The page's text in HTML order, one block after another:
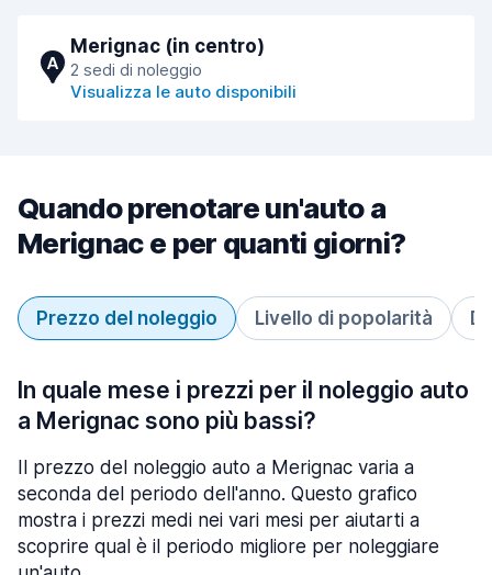
A
Merignac (in centro)
2 sedi di noleggio
Visualizza le auto disponibili
Quando prenotare un'auto a
Merignac e per quanti giorni?
Prezzo del noleggio Livello di popolarità
In quale mese i prezzi per il noleggio auto
a Merignac sono più bassi?
Il prezzo del noleggio auto a Merignac varia a
seconda del periodo dell'anno. Questo grafico
mostra i prezzi medi nei vari mesi per aiutarti a
scoprire qual è il periodo migliore per noleggiare